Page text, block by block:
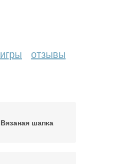
игры отзывы
Вязаная шапка